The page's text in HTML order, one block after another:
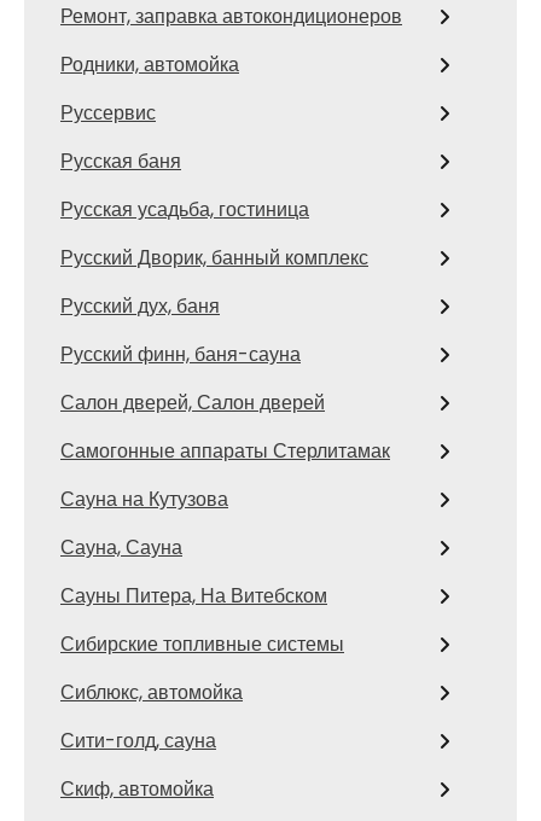
Ремонт, заправка автокондиционеров
Родники, автомойка
Руссервис
Русская баня
Русская усадьба, гостиница
Русский Дворик, банный комплекс
Русский дух, баня
Русский финн, баня-сауна
Салон дверей, Салон дверей
Самогонные аппараты Стерлитамак
Сауна на Кутузова
Сауна, Сауна
Сауны Питера, На Витебском
Сибирские топливные системы
Сиблюкс, автомойка
Сити-голд, сауна
Скиф, автомойка